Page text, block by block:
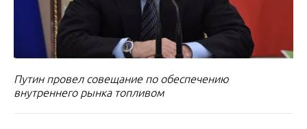
Путин провел совещание по обеспечению
внутреннего рынка топливом